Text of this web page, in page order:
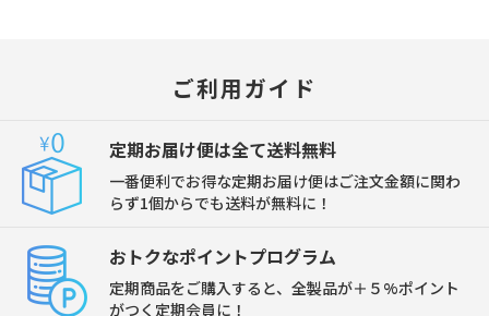
ご利用ガイド
定期お届け便は全て送料無料
一番便利でお得な定期お届け便はご注文金額に関わ
らず1個からでも送料が無料に！
おトクなポイントプログラム
定期商品をご購入すると、全製品が＋５%ポイント
がつく定期会員に！